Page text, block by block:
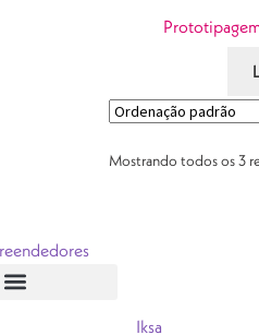
Mostrando todos os 3